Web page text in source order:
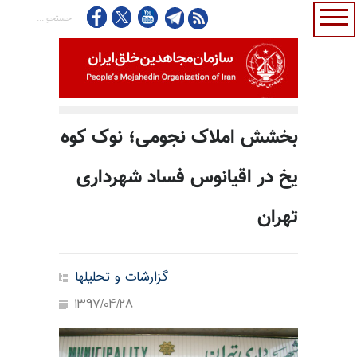
بخشش املاک نجومی؛ نوک کوه
یخ در اقیانوس فساد شهرداری
تهران
گزارشات و تحلیلها
1397/04/28